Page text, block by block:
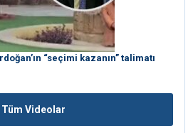
“seçimi kazanın” talimatı
Tüm Videolar